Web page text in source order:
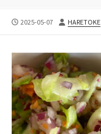
公
2025-05-07
投
HARETOKE